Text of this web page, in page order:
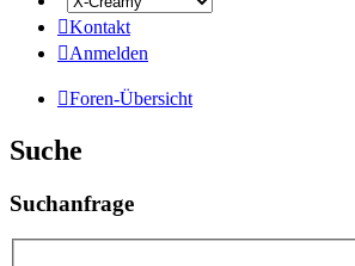
Kontakt
Anmelden
Foren-Übersicht
Suche
Suchanfrage